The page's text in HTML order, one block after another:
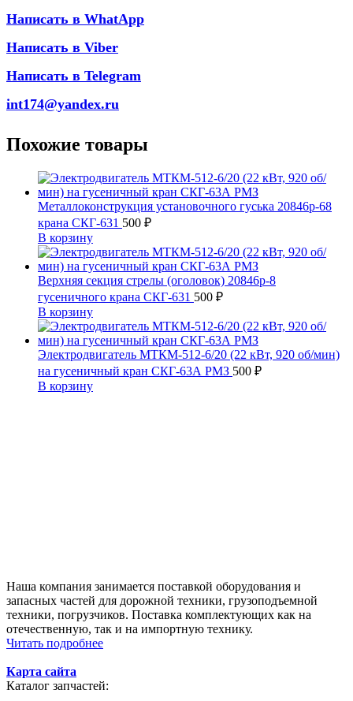
Написать в WhatApp
Написать в Viber
Написать в Telegram
int174@yandex.ru
Похожие товары
Металлоконструкция установочного гуська 20846р-68
крана СКГ-631 500 ₽
В корзину
Верхняя секция стрелы (оголовок) 20846р-8
гусеничного крана СКГ-631 500 ₽
В корзину
Электродвигатель МТКМ-512-6/20 (22 кВт, 920 об/мин)
на гусеничный кран СКГ-63А РМЗ 500 ₽
В корзину
Наша компания занимается поставкой оборудования и
запасных частей для дорожной техники, грузоподъемной
техники, погрузчиков. Поставка комплектующих как на
отечественную, так и на импортную технику.
Читать подробнее
Карта сайта
Каталог запчастей: